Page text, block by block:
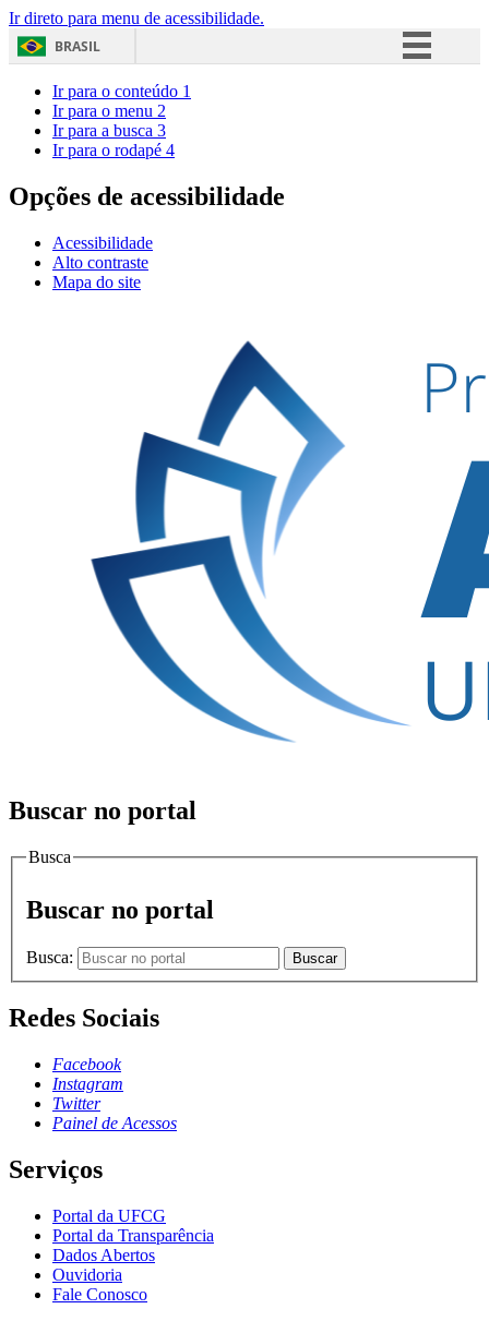
Ir direto para menu de acessibilidade.
BRASIL
Acesso à informação
Ir para o conteúdo 1
Ir para o menu 2
Ir para a busca 3
Ir para o rodapé 4
Opções de acessibilidade
Acessibilidade
Alto contraste
Mapa do site
Buscar no portal
Busca
Buscar no portal
Busca: Buscar
Redes Sociais
Facebook
Instagram
Twitter
Painel de Acessos
Serviços
Portal da UFCG
Portal da Transparência
Dados Abertos
Ouvidoria
Fale Conosco